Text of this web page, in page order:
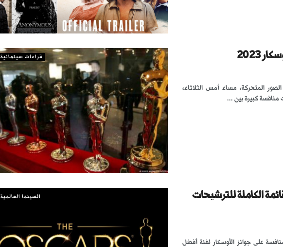
قراءات سينمائية 2023
المتحركة، مساء أمس الثلاثاء،
السينما العالمية
الكاملة للترشيحات
على جوائز الأوسكار لفئة أفضل